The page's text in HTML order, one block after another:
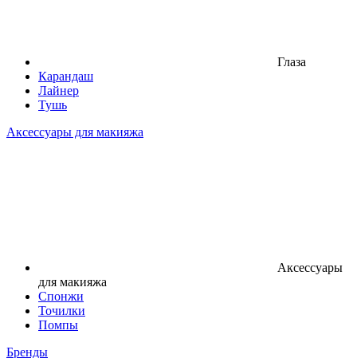
Глаза
Карандаш
Лайнер
Тушь
Аксессуары для макияжа
Аксессуары
для макияжа
Спонжи
Точилки
Помпы
Бренды